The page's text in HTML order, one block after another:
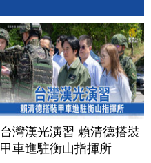
台灣漢光演習 賴清德搭裝
甲車進駐衡山指揮所